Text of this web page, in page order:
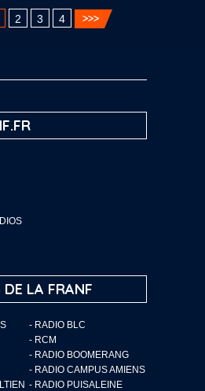
2 3 4
LA FRANF
- RADIO BLC
- RCM
- RADIO BOOMERANG
- RADIO CAMPUS AMIENS
- RADIO PUISALEINE